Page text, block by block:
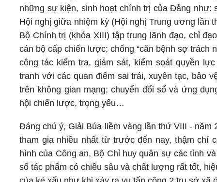
những sự kiện, sinh hoạt chính trị của Đảng như:
Hội nghị giữa nhiệm kỳ (Hội nghị Trung ương lần
Bộ Chính trị (khóa XIII) tập trung lãnh đạo, chỉ
cán bộ cấp chiến lược; chống “căn bệnh sợ trách
công tác kiểm tra, giám sát, kiểm soát quyền
tranh với các quan điểm sai trái, xuyên tạc, bảo
trên không gian mạng; chuyển đổi số và ứng
hội chiến lược, trọng yếu…
Đáng chú ý, Giải Búa liềm vàng lần thứ VIII -
tham gia nhiều nhất từ trước đến nay, thậm chí
hình của Công an, Bộ Chỉ huy quân sự các tỉnh
số tác phẩm có chiều sâu và chất lượng rất tốt,